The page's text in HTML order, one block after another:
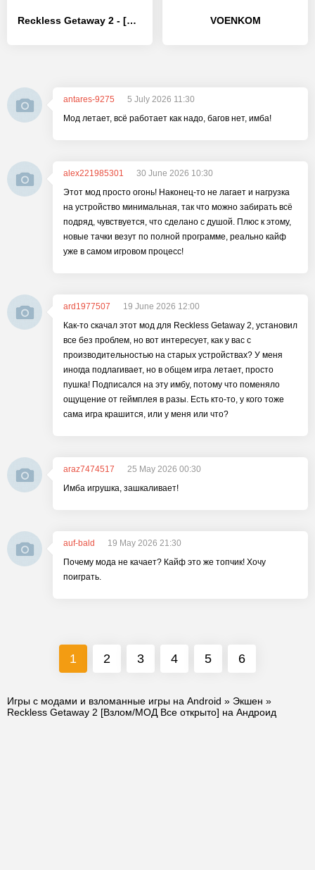
Reckless Getaway 2 - [Взлом/МОД Бесконечные деньги] VOENKOM
antares-9275
5 July 2026 11:30
Мод летает, всё работает как надо, багов нет, имба!
alex221985301
30 June 2026 10:30
Этот мод просто огонь! Наконец-то не лагает и нагрузка
на устройство минимальная, так что можно забирать всё
подряд, чувствуется, что сделано с душой. Плюс к этому,
новые тачки везут по полной программе, реально кайф
уже в самом игровом процесс!
ard1977507
19 June 2026 12:00
Как-то скачал этот мод для Reckless Getaway 2, установил
все без проблем, но вот интересует, как у вас с
производительностью на старых устройствах? У меня
иногда подлагивает, но в общем игра летает, просто
пушка! Подписался на эту имбу, потому что поменяло
ощущение от геймплея в разы. Есть кто-то, у кого тоже
сама игра крашится, или у меня или что?
araz7474517
25 May 2026 00:30
Имба игрушка, зашкаливает!
auf-bald
19 May 2026 21:30
Почему мода не качает? Кайф это же топчик! Хочу
поиграть.
1 2 3 4 5 6
Игры с модами и взломанные игры на Android » Экшен »
Reckless Getaway 2 [Взлом/МОД Все открыто] на Андроид